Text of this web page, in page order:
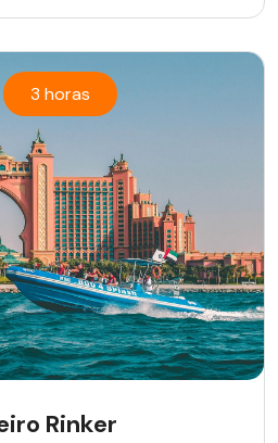
3 horas
Rinker